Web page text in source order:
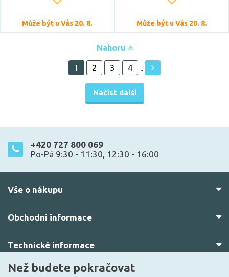
Může být u Vás 20. 8. Může být u Vás 20. 8.
Nahoru
Načíst další
1 2 3 4 ..
+420 727 800 069
Po-Pá 9:30 - 11:30, 12:30 - 16:00
Vše o nákupu
Obchodní informace
Technické informace
O nás
Než budete pokračovat